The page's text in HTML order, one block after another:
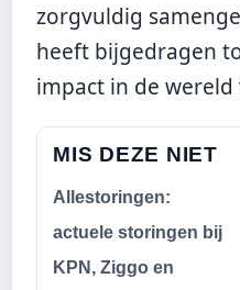
zorgvuldig
heeft bijgedragen
impact in de
MIS DEZE NIET
Allestoringen:
actuele storingen bij
KPN, Ziggo en